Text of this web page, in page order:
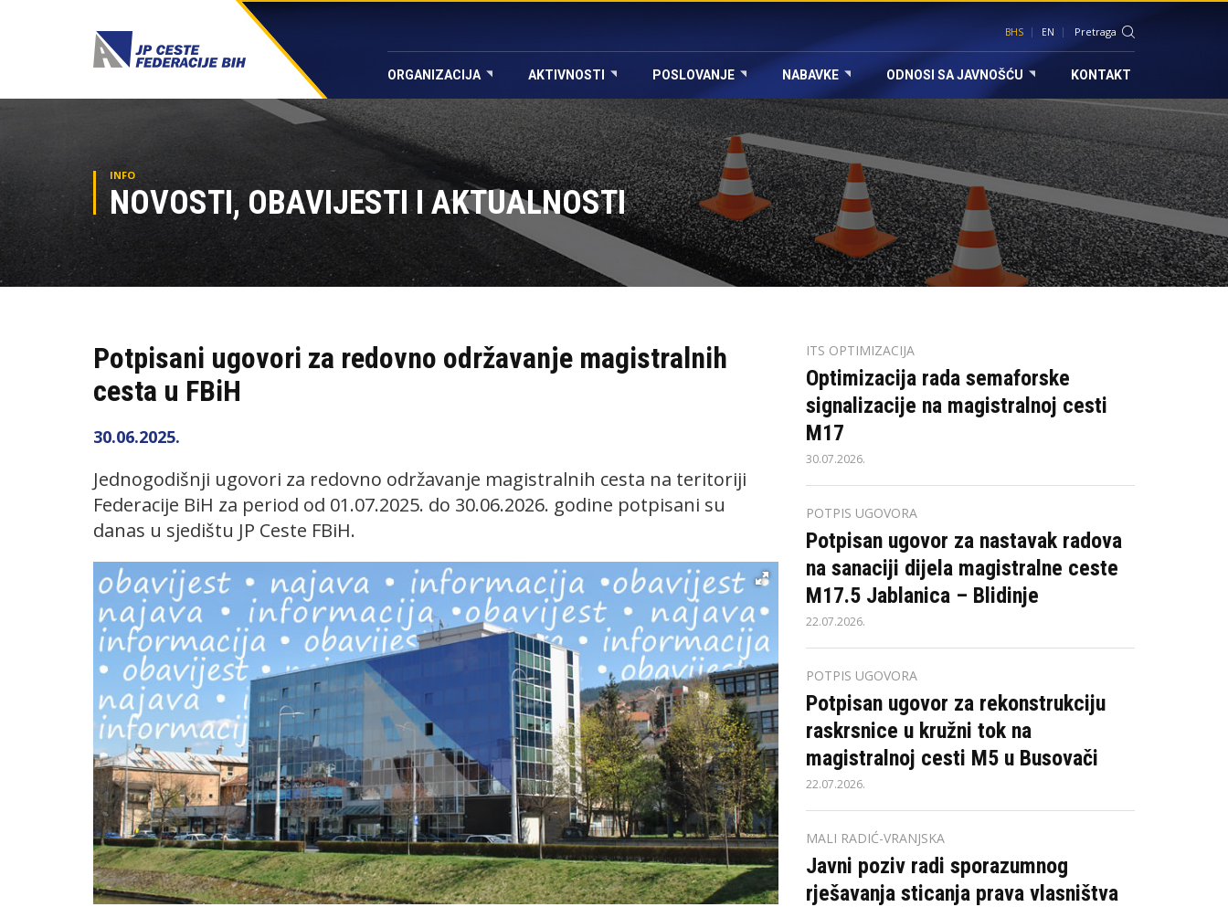
BHS EN
ORGANIZACIJA AKTIVNOSTI POSLOVANJE NABAVKE ODNOSI SA JAVNOŠĆU KONTAKT
INFO
NOVOSTI, OBAVIJESTI I AKTUALNOSTI
Potpisani ugovori za redovno održavanje magistralnih
cesta u FBiH
30.06.2025.
Jednogodišnji ugovori za redovno održavanje magistralnih cesta na teritoriji
Federacije BiH za period od 01.07.2025. do 30.06.2026. godine potpisani su
danas u sjedištu JP Ceste FBiH.
ITS OPTIMIZACIJA
Optimizacija rada semaforske
signalizacije na magistralnoj cesti
M17
30.07.2026.
POTPIS UGOVORA
Potpisan ugovor za nastavak radova
na sanaciji dijela magistralne ceste
M17.5 Jablanica – Blidinje
22.07.2026.
POTPIS UGOVORA
Potpisan ugovor za rekonstrukciju
raskrsnice u kružni tok na
magistralnoj cesti M5 u Busovači
22.07.2026.
MALI RADIĆ-VRANJSKA
Javni poziv radi sporazumnog
rješavanja sticanja prava vlasništva